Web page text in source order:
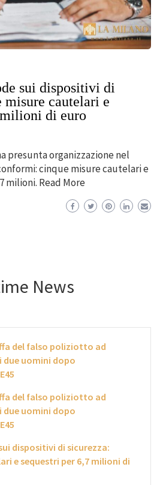
sui dispositivi di
misure cautelari e
di euro
presunta organizzazione nel
cinque misure cautelari e
milioni. Read More
News
del falso poliziotto ad
due uomini dopo
del falso poliziotto ad
due uomini dopo
dispositivi di sicurezza:
e sequestri per 6,7 milioni di